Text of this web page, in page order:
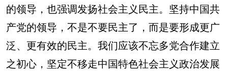
的领导，也强调发扬社会主义民主。坚持中国共
产党的领导，不是不要民主了，而是要形成更广
泛、更有效的民主。我们应该不忘多党合作建立
之初心，坚定不移走中国特色社会主义政治发展